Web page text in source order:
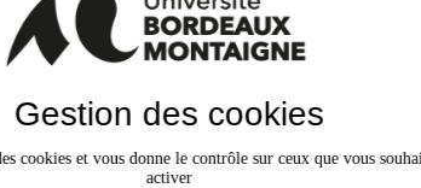
Gestion des cookies
cookies et vous donne le contrôle sur ceux que vous
activer